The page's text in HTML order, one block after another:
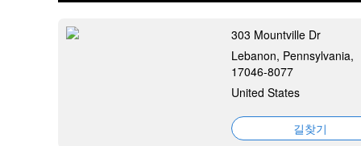
303 Mountville Dr
Lebanon, Pennsylvania,
17046-8077
United States
길찾기